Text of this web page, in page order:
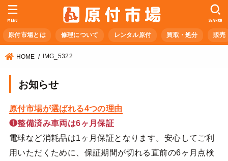
原付市場とは 修理について レンタル原付 買取・処分 販売
SEARCH
MENU
HOME IMG_5322
お知らせ
原付市場が選ばれる4つの理由
❶整備済み車両は6ヶ月保証
電球など消耗品は1ヶ月保証となります。安心してご利
用いただくために、保証期間が切れる直前の6ヶ月点検